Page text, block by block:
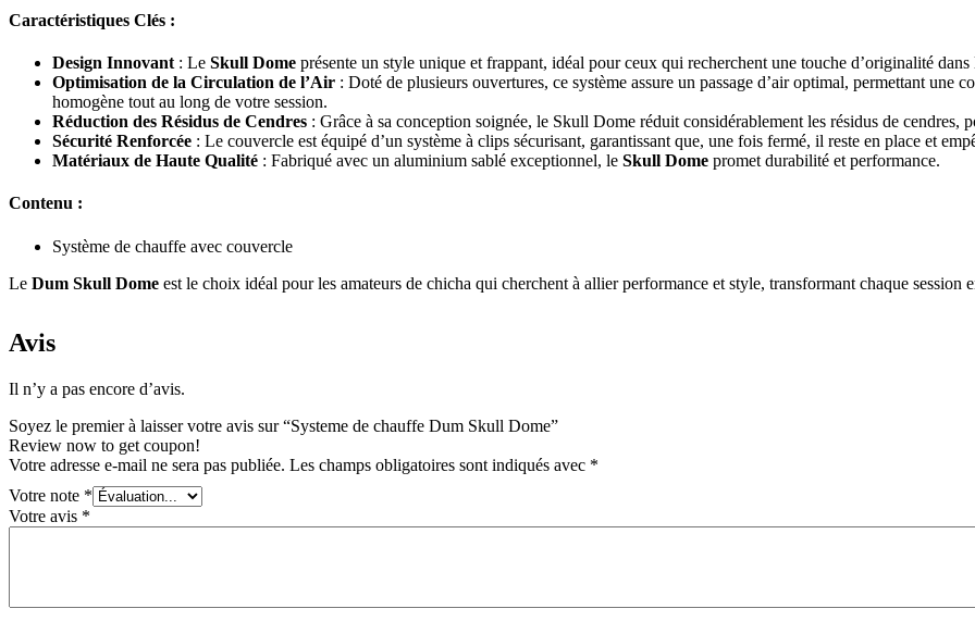
Caractéristiques Clés :
Design Innovant : Le Skull Dome présente un style unique et frappant, idéal pour ceux qui recherchent une touche d’originalité
Optimisation de la Circulation de l’Air : Doté de plusieurs ouvertures, ce système assure un passage d’air optimal, permettant
homogène tout au long de votre session.
Réduction des Résidus de Cendres : Grâce à sa conception soignée, le Skull Dome réduit considérablement les résidus de cendres,
Sécurité Renforcée : Le couvercle est équipé d’un système à clips sécurisant, garantissant que, une fois fermé, il reste en place et
Matériaux de Haute Qualité : Fabriqué avec un aluminium sablé exceptionnel, le Skull Dome promet durabilité et performance.
Contenu :
Système de chauffe avec couvercle
Le Dum Skull Dome est le choix idéal pour les amateurs de chicha qui cherchent à allier performance et style, transformant chaque session
Avis
Il n’y a pas encore d’avis.
Soyez le premier à laisser votre avis sur “Systeme de chauffe Dum Skull Dome”
Review now to get coupon!
Votre adresse e-mail ne sera pas publiée. Les champs obligatoires sont indiqués avec *
Votre note *
Votre avis *